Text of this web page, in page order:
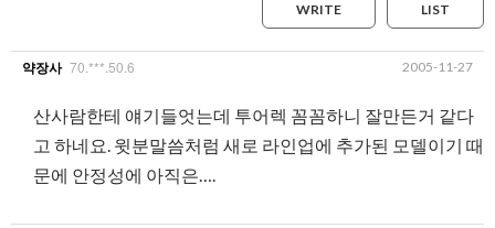
LIST
WRITE
약장사 70.***.50.6 2005-11-27
산사람한테 얘기들엇는데 투어렉 꼼꼼하니 잘만든거 같다
고 하네요. 윗분말씀처럼 새로 라인업에 추가된 모델이기 때
문에 안정성에 아직은….